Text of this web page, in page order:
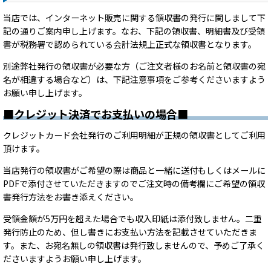
当店では、インターネット販売に関する領収書の発行に関しまして下
記の通りご案内申し上げます。なお、下記の領収書、明細書及び受領
書が税務署で認められている会計法規上正式な領収書となります。
別途弊社発行の領収書が必要な方（ご注文者様のお名前と領収書の宛
名が相違する場合など）は、下記注意事項をご参考くださいますよう
お願い申し上げます。
■クレジット決済でお支払いの場合■
クレジットカード会社発行のご利用明細が正規の領収書としてご利用
頂けます。
当店発行の領収書がご希望の際は商品と一緒に送付もしくはメールに
PDFで添付させていただきますのでご注文時の備考欄にご希望の領収
書発行方法をお書き添えください。
受領金額が5万円を超えた場合でも収入印紙は添付致しません。二重
発行防止のため、但し書きにお支払い方法を記載させていただきま
す。また、お宛名無しの領収書は発行致しませんので、予めご了承く
ださいますようお願い申し上げます。